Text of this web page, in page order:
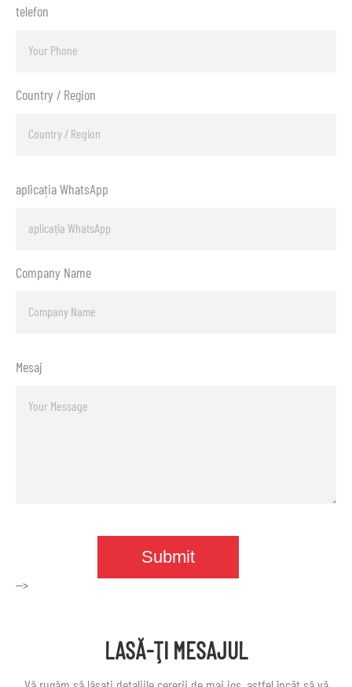
telefon
Country / Region
aplicația WhatsApp
Company Name
Mesaj
-->
LASĂ-ŢI MESAJUL